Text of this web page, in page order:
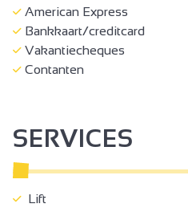
American Express
Bankkaart/creditcard
Vakantiecheques
Contanten
SERVICES
Lift